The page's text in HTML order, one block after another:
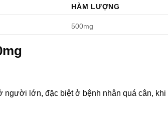
HÀM LƯỢNG
500mg
lớn, đặc biệt ở bệnh nhân quá cân, khi